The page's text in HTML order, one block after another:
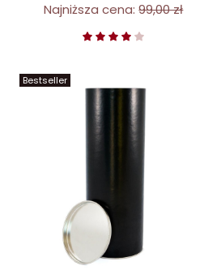
Najniższa cena: 99,00 zł
Bestseller